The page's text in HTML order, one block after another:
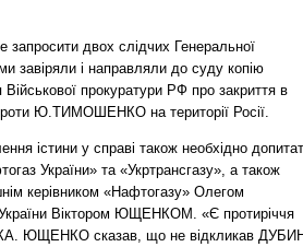
запросити двох слідчих Генеральної
завіряли і направляли до суду копію
прокуратури РФ про закриття в
Ю.ТИМОШЕНКО на території Росії.
істини у справі також необхідно
України» та «Укртрансгазу», а також
керівником «Нафтогазу» Олегом
Віктором ЮЩЕНКОМ. «Є протиріччя
ЮЩЕНКО сказав, що не відкликав